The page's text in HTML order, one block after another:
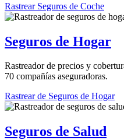
Rastrear Seguros de Coche
Seguros de Hogar
Rastreador de precios y
70 compañías aseguradoras.
Rastrear de Seguros de Hogar
Seguros de Salud